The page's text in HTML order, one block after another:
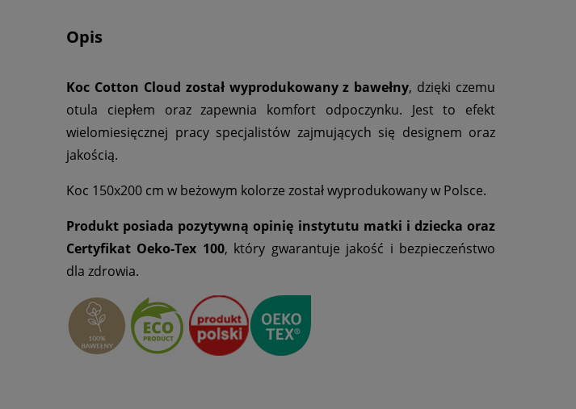
Opis
Koc Cotton Cloud został wyprodukowany z bawełny, dzięki czemu
otula ciepłem oraz zapewnia komfort odpoczynku. Jest to efekt
wielomiesięcznej pracy specjalistów zajmujących się designem oraz
jakością.
Koc 150x200 cm w beżowym kolorze został wyprodukowany w Polsce.
Produkt posiada pozytywną opinię instytutu matki i dziecka oraz
Certyfikat Oeko-Tex 100, który gwarantuje jakość i bezpieczeństwo
dla zdrowia.